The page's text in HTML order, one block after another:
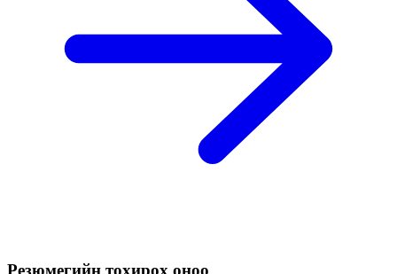
Резюмегийн тохирох оноо